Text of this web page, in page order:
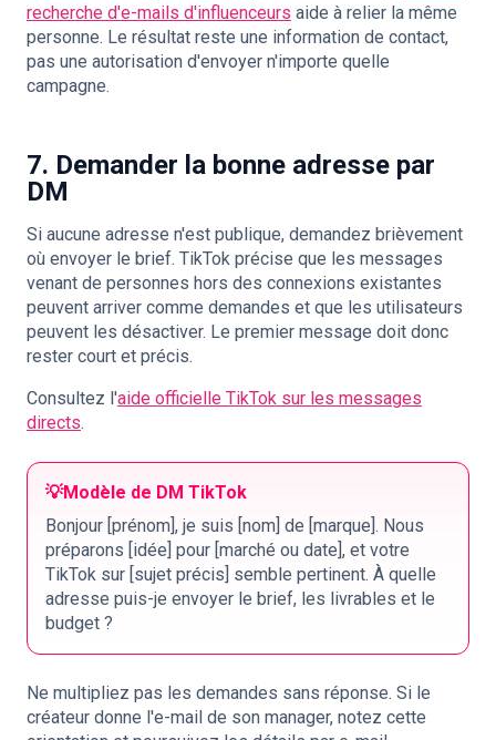
recherche d'e-mails d'influenceurs aide à relier la même
personne. Le résultat reste une information de contact,
pas une autorisation d'envoyer n'importe quelle
campagne.
7. Demander la bonne adresse par
DM
Si aucune adresse n'est publique, demandez brièvement
où envoyer le brief. TikTok précise que les messages
venant de personnes hors des connexions existantes
peuvent arriver comme demandes et que les utilisateurs
peuvent les désactiver. Le premier message doit donc
rester court et précis.
Consultez l'aide officielle TikTok sur les messages
directs.
💡Modèle de DM TikTok
Bonjour [prénom], je suis [nom] de [marque]. Nous
préparons [idée] pour [marché ou date], et votre
TikTok sur [sujet précis] semble pertinent. À quelle
adresse puis-je envoyer le brief, les livrables et le
budget ?
Ne multipliez pas les demandes sans réponse. Si le
créateur donne l'e-mail de son manager, notez cette